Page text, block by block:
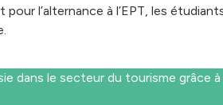
l’alternance à l’EPT, les
dans le secteur du tourisme grâce